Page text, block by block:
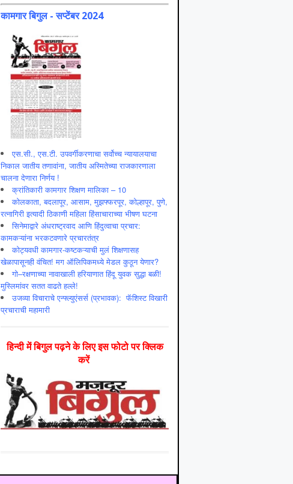
कामगार बिगुल - सप्टेंबर 2024
एस.सी., एस.टी. उपवर्गीकरणाचा सर्वोच्च न्यायालयाचा
निकाल जातीय तणावांना, जातीय अस्मितेच्या राजकारणाला
चालना देणारा निर्णय !
क्रांतिकारी कामगार शिक्षण मालिका – 10
कोलकाता, बदलापूर, आसाम, मुझफ्फरपूर, कोल्हापूर, पुणे,
रत्नागिरी इत्यादी ठिकाणी महिला हिंसाचाराच्या भीषण घटना
सिनेमाद्वारे अंधराष्ट्रवाद आणि हिंदुत्वाचा प्रचार:
कामकऱ्यांना भरकटवणारे प्रचारतंत्र
कोट्यवधी कामगार-कष्टकऱ्याची मुलं शिक्षणासह
खेळापासूनही वंचित! मग ऑलिपिकमध्ये मेडल कुठून येणार?
गो–रक्षणाच्या नावाखाली हरियाणात हिंदू युवक सुद्धा बळी!
मुस्लिमांवर सतत वाढते हल्ले!
उजव्या विचाराचे एन्फ्ल्युएंसर्स (प्रभावक): फॅशिस्ट विखारी
प्रचाराची महामारी
हिन्‍दी में बिगुल पढ़ने के लिए इस फोटो पर क्लिक
करें